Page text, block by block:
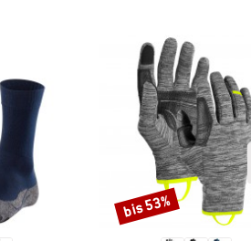
Rabatt
bis 53%